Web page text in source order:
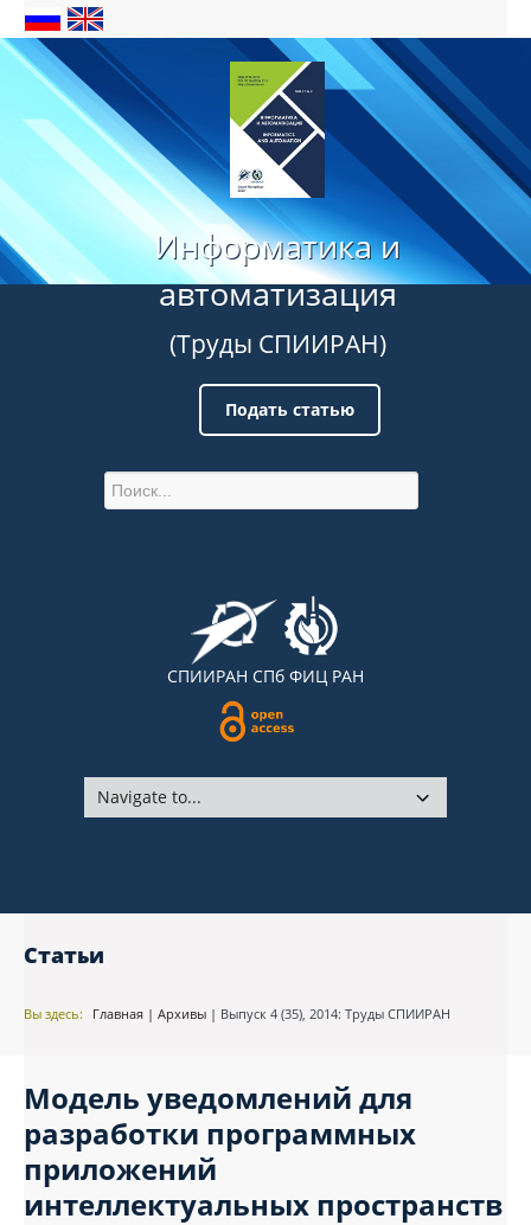
Информатика и
автоматизация
(Труды СПИИРАН)
Подать статью
СПИИРАН СПб ФИЦ РАН
Статьи
Вы здесь: Главная | Архивы | Выпуск 4 (35), 2014: Труды СПИИРАН
Модель уведомлений для
разработки программных
приложений
интеллектуальных пространств